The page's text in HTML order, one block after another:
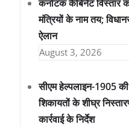
कर्नाटक कैबिनेट
मंत्रियों के नाम तय;
ऐलान
August 3, 2026
सीएम हेल्पलाइन-1905 की
शिकायतों के शीघ्र
कार्रवाई के निर्देश